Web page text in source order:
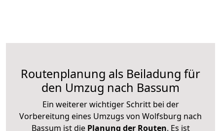
Routenplanung als Beiladung für
den Umzug nach Bassum
Ein weiterer wichtiger Schritt bei der
Vorbereitung eines Umzugs von Wolfsburg nach
Bassum ist diePlanung der Routen. Es ist